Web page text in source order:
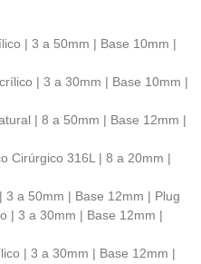
| 3 a 50mm | Base 10mm |
| 3 a 30mm | Base 10mm |
| 8 a 50mm | Base 12mm |
Cirúrgico 316L | 8 a 20mm |
3 a 50mm | Base 12mm | Plug
| 3 a 30mm | Base 12mm |
| 3 a 30mm | Base 12mm |